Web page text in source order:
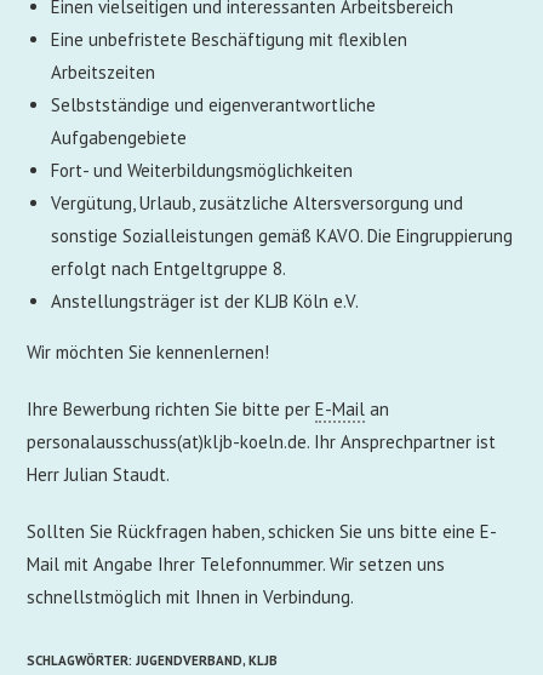
Einen vielseitigen und interessanten Arbeitsbereich
Eine unbefristete Beschäftigung mit flexiblen
Arbeitszeiten
Selbstständige und eigenverantwortliche
Aufgabengebiete
Fort- und Weiterbildungsmöglichkeiten
Vergütung, Urlaub, zusätzliche Altersversorgung und
sonstige Sozialleistungen gemäß KAVO. Die Eingruppierung
erfolgt nach Entgeltgruppe 8.
Anstellungsträger ist der KLJB Köln e.V.
Wir möchten Sie kennenlernen!
Ihre Bewerbung richten Sie bitte perE-Mail an
personalausschuss(at)kljb-koeln.de. Ihr Ansprechpartner ist
Herr Julian Staudt.
Sollten Sie Rückfragen haben, schicken Sie uns bitte eine E-
Mail mit Angabe Ihrer Telefonnummer. Wir setzen uns
schnellstmöglich mit Ihnen in Verbindung.
SCHLAGWÖRTER:JUGENDVERBAND, KLJB